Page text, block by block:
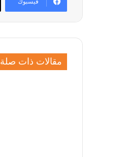
مقالات ذات صلة